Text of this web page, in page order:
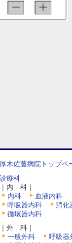
厚木佐藤病院トップペ
診療科
｜内 科｜
内科
血液内科
呼吸器内科
消化
循環器内科
｜外 科｜
一般外科
呼吸器